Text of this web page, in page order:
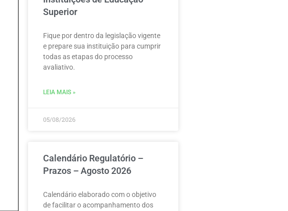
Superior
Fique por dentro da legislação vigente
e prepare sua instituição para cumprir
todas as etapas do processo
avaliativo.
LEIA MAIS »
05/08/2026
Calendário Regulatório –
Prazos – Agosto 2026
Calendário elaborado com o objetivo
de facilitar o acompanhamento dos